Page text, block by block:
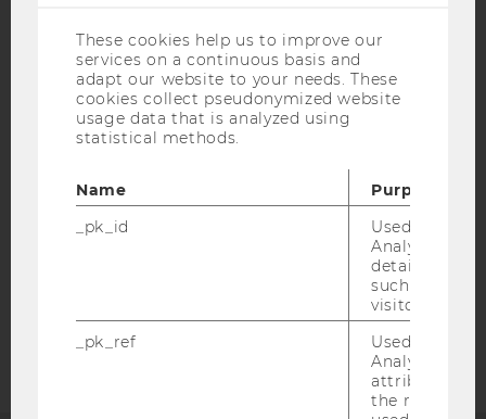
IMPRINT
ACCESSABILITY STATEMENT
WEBSITE PRIVACY POLICY
DATA PROTECTION STATEMENT APPLICANTS AND
STUDENTS
statement
These cookies help us to improve our
services on a continuous basis and
adapt our website to your needs. These
cookies collect pseudonymized website
usage data that is analyzed using
statistical methods.
Name
Purpose
_pk_id
Used by
Analytics to
details about
such as the
visitor ID.
_pk_ref
Used by
Analytics to
attribution
the referrer